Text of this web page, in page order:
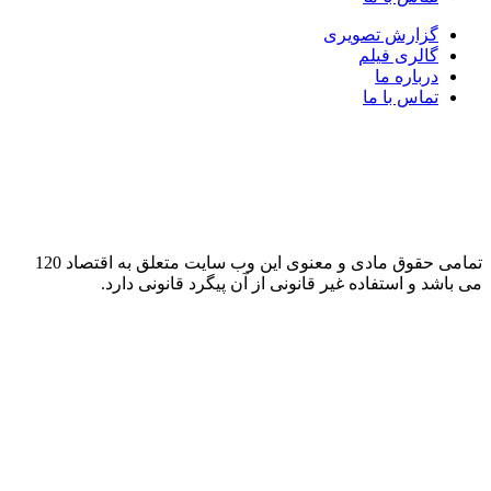
گزارش تصویری
گالری فیلم
درباره ما
تماس با ما
تمامی حقوق مادی و معنوی این وب سایت متعلق به اقتصاد 120
و استفاده غیر قانونی از آن پیگرد قانونی دارد.